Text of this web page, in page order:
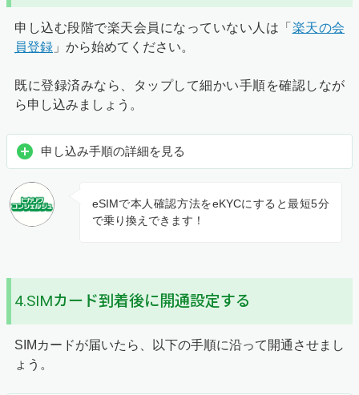
申し込む段階で楽天会員になっていない人は「 楽天の会
員登録 」から始めてください。
既に登録済みなら、タップして細かい手順を確認しなが
ら申し込みましょう。
申し込み手順の詳細を見る
eSIMで本人確認方法をeKYCにすると最短5分
で乗り換えできます！
4.SIMカード到着後に開通設定する
SIMカードが届いたら、以下の手順に沿って開通させまし
ょう。